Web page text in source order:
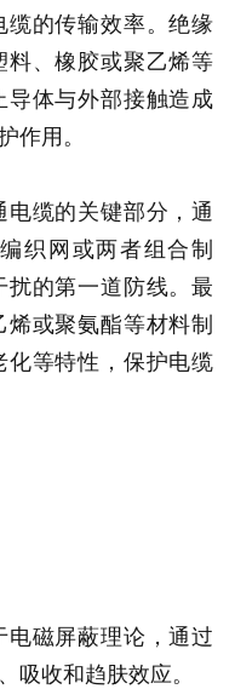
缆的传输效率。绝缘
料、橡胶或聚乙烯等
导体与外部接触造成
作用。
缆的关键部分，通
织网或两者组合制
扰的第一道防线。最
或聚氨酯等材料制
化等特性，保护电缆
电磁屏蔽理论，通过
吸收和趋肤效应。